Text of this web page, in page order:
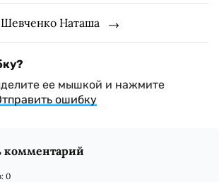
Наташа
ее мышкой и нажмите
ошибку
комментарий
0